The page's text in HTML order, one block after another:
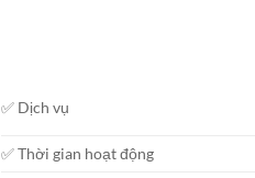
✅ Dịch vụ
✅ Thời gian hoạt động